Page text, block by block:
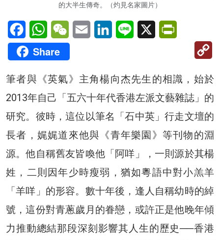
的大半生傳奇。（灼見名家圖片）
FacebookWhatsAppWeChatEmail LinkedInLine X
Share
筆者與《英氣》主角楊向杰先生的相識，始於
2013年自己「五六十年代香港左派文藝雜誌」的
研究。彼時，這位以筆名「石中英」行走文壇的
長者，娓娓道來他與《青年樂園》等刊物的淵
源。他自稱舊友皆喚他「阿咩」，一則源於其楊
姓，二則因年少時瘦弱，猶如粵語中對小羔羊
「羊咩」的形容。數十年後，逢人自稱幼時的綽
號，這份對青蔥歲月的眷戀，或許正是他晚年傾
力推動總結那段深刻影響其人生的歷史──香港